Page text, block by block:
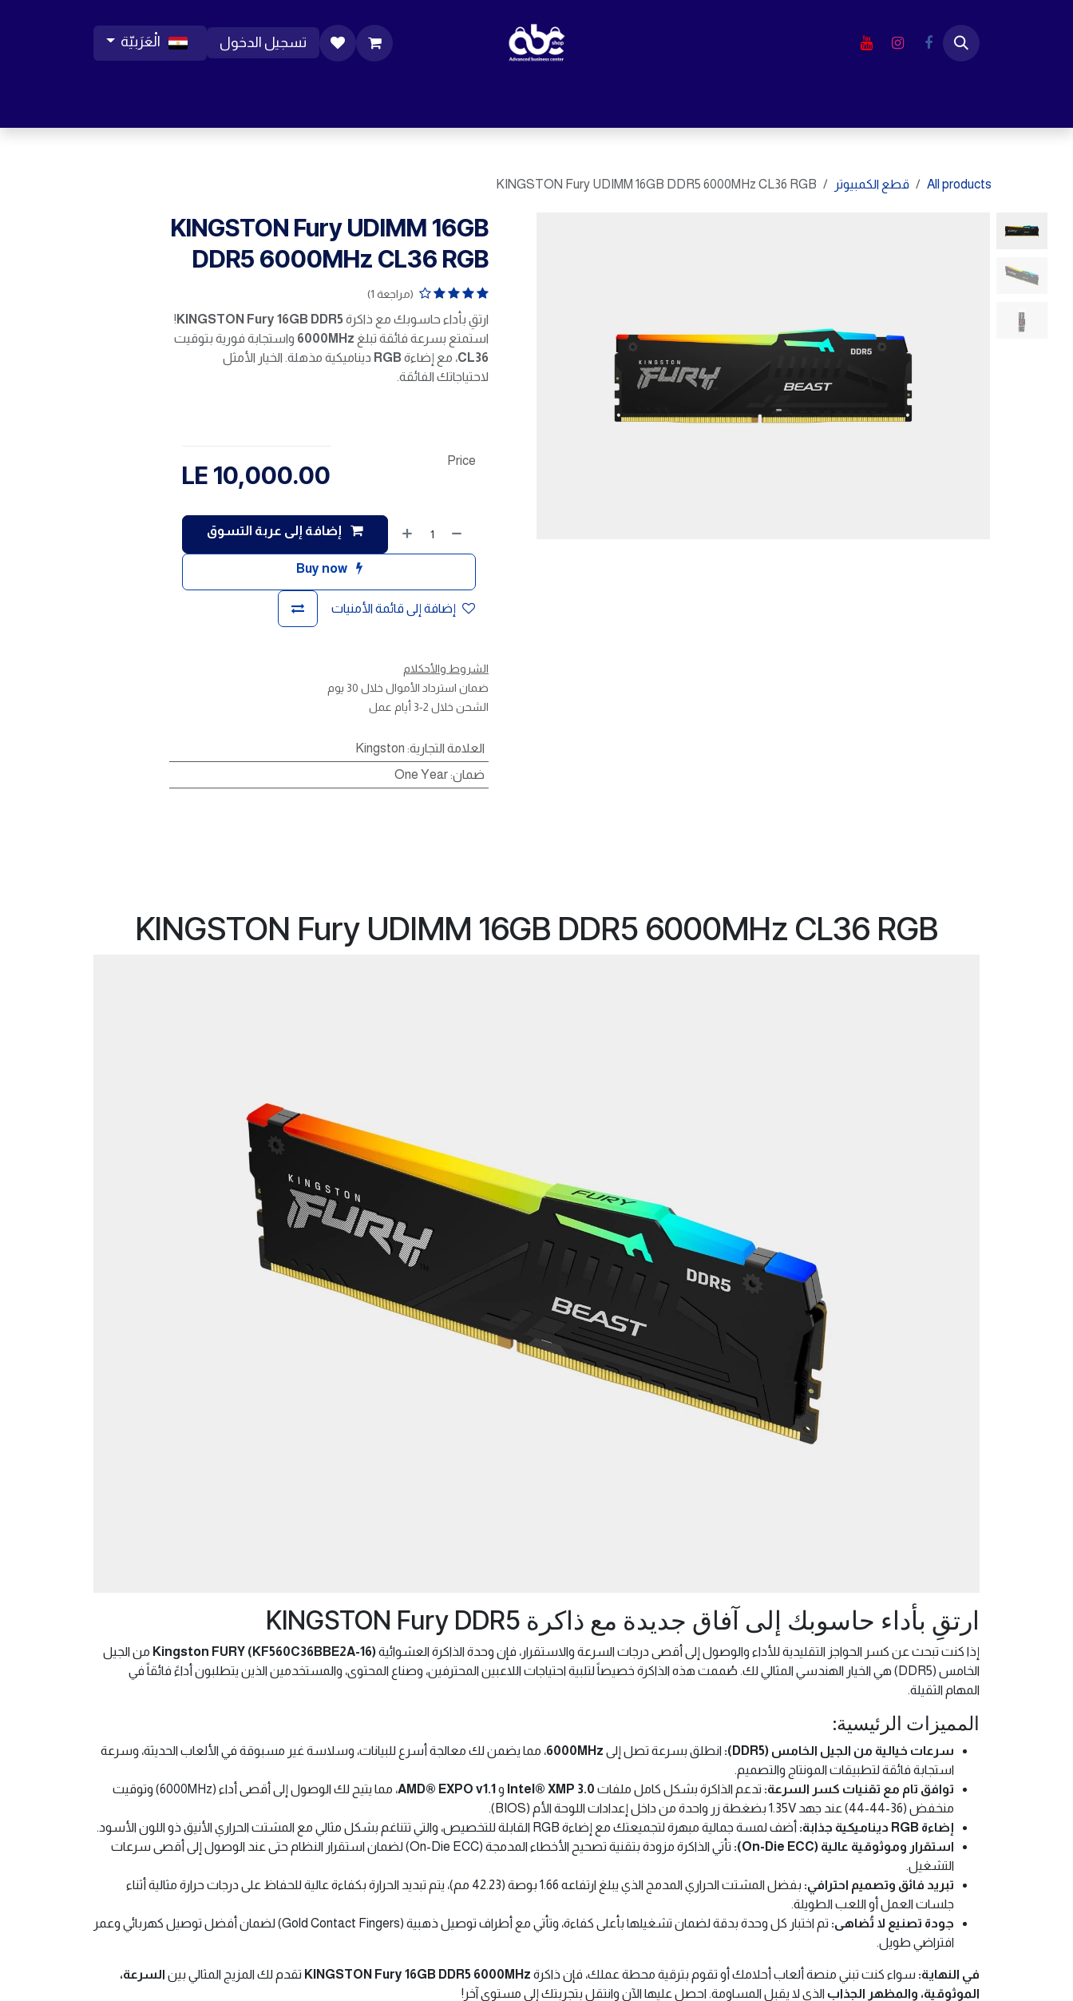
تسجيل الدخول الْعَرَبيّة
All products قطع الكمبيوتر KINGSTON Fury UDIMM 16GB DDR5 6000MHz CL36 RGB
KINGSTON Fury UDIMM 16GB
DDR5 6000MHz CL36 RGB
(مراجعة 1)
ارتقِ بأداء حاسوبك مع ذاكرةKINGSTON Fury 16GB DDR5
!
استمتع بسرعة فائقة تبلغ 6000MHz واستجابة فورية بتوقيت
CL36، مع إضاءةRGB ديناميكية مذهلة. الخيار الأمثل
لاحتياجاتك الفائقة.
إضافة إلى عربة التسوق
Buy now
إضافة إلى قائمة الأمنيات
Price
10,000.00
الشروط والأحكلام
ضمان استرداد الأموال خلال 30 يوم
الشحن خلال 2-3 أيام عمل
العلامة التجارية:
Kingston
ضمان:
One Year
KINGSTON Fury UDIMM 16GB DDR5 6000MHz CL36 RGB
ارتقِ بأداء حاسوبك إلى آفاق جديدة مع ذاكرة KINGSTON Fury DDR5
إذا كنت تبحث عن كسر الحواجز التقليدية للأداء والوصول إلى أقصى درجات السرعة والاستقرار، فإن وحدة الذاكرة العشوائيةKingston FURY (KF560C36BBE2A-16) من الجيل
الخامس (DDR5) هي الخيار الهندسي المثالي لك. صُممت هذه الذاكرة خصيصاً لتلبية احتياجات اللاعبين المحترفين، وصناع المحتوى، والمستخدمين الذين يتطلبون أداءً فائقاً في
المهام الثقيلة.
المميزات الرئيسية:
سرعات خيالية من الجيل الخامس (DDR5): انطلق بسرعة تصل إلى 6000MHz، مما يضمن لك معالجة أسرع للبيانات، وسلاسة غير مسبوقة في الألعاب الحديثة، وسرعة
استجابة فائقة لتطبيقات المونتاج والتصميم.
توافق تام مع تقنيات كسر السرعة: تدعم الذاكرة بشكل كامل ملفات Intel® XMP 3.0 و AMD® EXPO v1.1
، مما يتيح لك الوصول إلى أقصى أداء (6000MHz) وتوقيت
منخفض (36-44-44) عند جهد 1.35V بضغطة زر واحدة من داخل إعدادات اللوحة الأم (BIOS).
إضاءة RGB ديناميكية جذابة:
أضف لمسة جمالية مبهرة لتجميعتك مع إضاءة RGB القابلة للتخصيص، والتي تتناغم بشكل مثالي مع المشتت الحراري الأنيق ذو اللون الأسود.
استقرار وموثوقية عالية (On-Die ECC):
تأتي الذاكرة مزودة بتقنية تصحيح الأخطاء المدمجة (On-Die ECC) لضمان استقرار النظام حتى عند الوصول إلى أقصى سرعات
التشغيل.
تبريد فائق وتصميم احترافي:
بفضل المشتت الحراري المدمج الذي يبلغ ارتفاعه 1.66 بوصة (42.23 مم)، يتم تبديد الحرارة بكفاءة عالية للحفاظ على درجات حرارة مثالية أثناء
جلسات العمل أو اللعب الطويلة.
جودة تصنيع لا تُضاهى:
تم اختبار كل وحدة بدقة لضمان تشغيلها بأعلى كفاءة، وتأتي مع أطراف توصيل ذهبية (Gold Contact Fingers) لضمان أفضل توصيل كهربائي وعمر
افتراضي طويل.
في النهاية: سواء كنت تبني منصة ألعاب أحلامك أو تقوم بترقية محطة عملك، فإن ذاكرة KINGSTON Fury 16GB DDR5 6000MHz تقدم لك المزيج المثالي بين السرعة،
الموثوقية، والمظهر الجذاب الذي لا يقبل المساومة. احصل عليها الآن وانتقل بتجربتك إلى مستوى آخر!